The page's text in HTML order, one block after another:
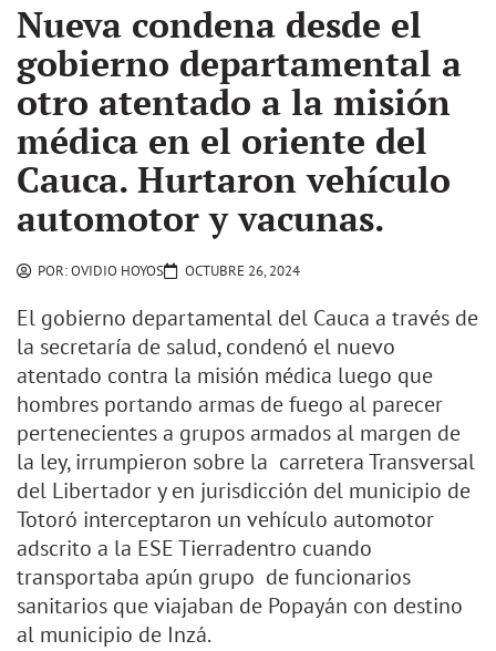
Nueva condena desde el
gobierno departamental a
otro atentado a la misión
médica en el oriente del
Cauca. Hurtaron vehículo
automotor y vacunas.
POR:OVIDIO HOYOS OCTUBRE 26, 2024
El gobierno departamental del Cauca a través de
la secretaría de salud, condenó el nuevo
atentado contra la misión médica luego que
hombres portando armas de fuego al parecer
pertenecientes a grupos armados al margen de
la ley, irrumpieron sobre la carretera Transversal
del Libertador y en jurisdicción del municipio de
Totoró interceptaron un vehículo automotor
adscrito a la ESE Tierradentro cuando
transportaba apún grupo de funcionarios
sanitarios que viajaban de Popayán con destino
al municipio de Inzá.